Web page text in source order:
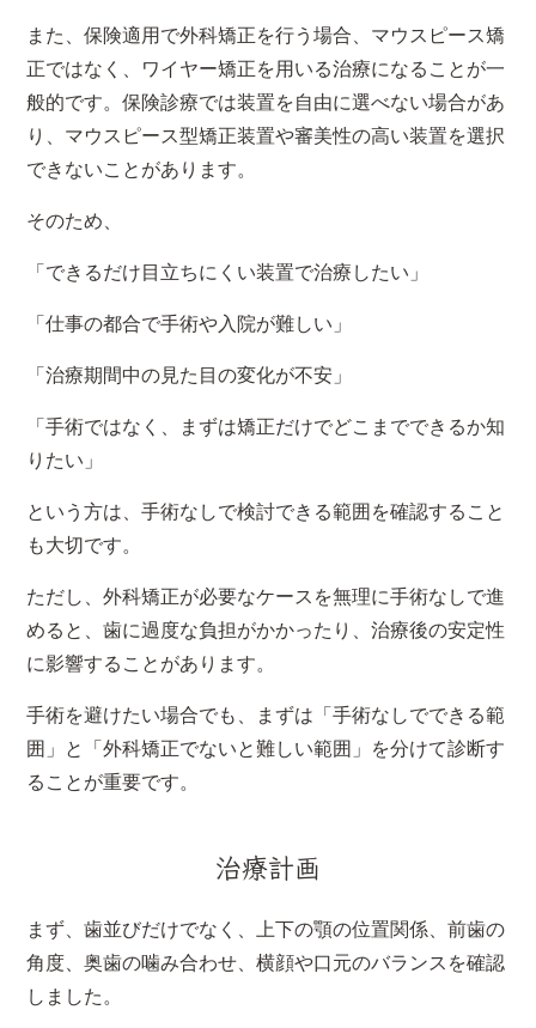
また、保険適用で外科矯正を行う場合、マウスピース矯
正ではなく、ワイヤー矯正を用いる治療になることが一
般的です。保険診療では装置を自由に選べない場合があ
り、マウスピース型矯正装置や審美性の高い装置を選択
できないことがあります。
そのため、
「できるだけ目立ちにくい装置で治療したい」
「仕事の都合で手術や入院が難しい」
「治療期間中の見た目の変化が不安」
「手術ではなく、まずは矯正だけでどこまでできるか知
りたい」
という方は、手術なしで検討できる範囲を確認すること
も大切です。
ただし、外科矯正が必要なケースを無理に手術なしで進
めると、歯に過度な負担がかかったり、治療後の安定性
に影響することがあります。
手術を避けたい場合でも、まずは「手術なしでできる範
囲」と「外科矯正でないと難しい範囲」を分けて診断す
ることが重要です。
治療計画
まず、歯並びだけでなく、上下の顎の位置関係、前歯の
角度、奥歯の噛み合わせ、横顔や口元のバランスを確認
しました。